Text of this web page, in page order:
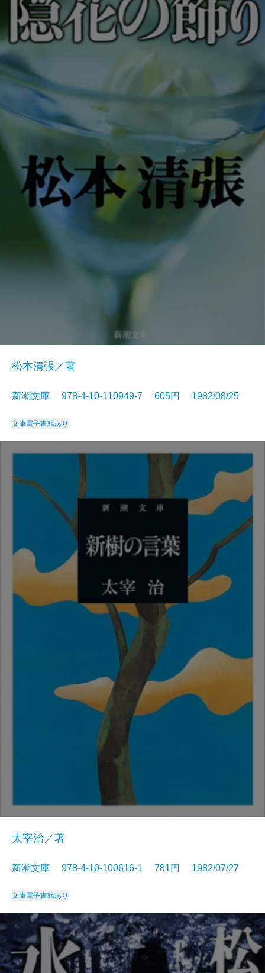
松本清張／著
新潮文庫 978-4-10-110949-7 605円 1982/08/25
文庫電子書籍あり
太宰治／著
新潮文庫 978-4-10-100616-1 781円 1982/07/27
文庫電子書籍あり